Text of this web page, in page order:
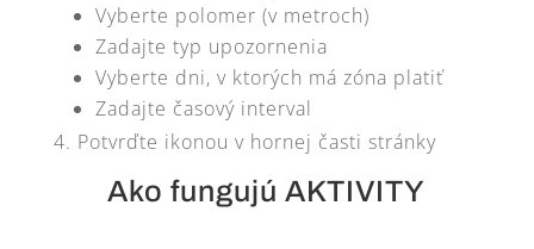
Vyberte polomer (v metroch)
Zadajte typ upozornenia
Vyberte dni, v ktorých má zóna platiť
Zadajte časový interval
Potvrďte ikonou v hornej časti stránky
Ako fungujú AKTIVITY